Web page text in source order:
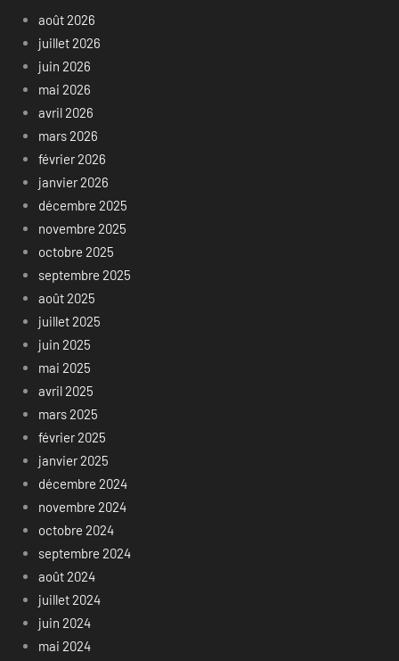
août 2026
juillet 2026
juin 2026
mai 2026
avril 2026
mars 2026
février 2026
janvier 2026
décembre 2025
novembre 2025
octobre 2025
septembre 2025
août 2025
juillet 2025
juin 2025
mai 2025
avril 2025
mars 2025
février 2025
janvier 2025
décembre 2024
novembre 2024
octobre 2024
septembre 2024
août 2024
juillet 2024
juin 2024
mai 2024